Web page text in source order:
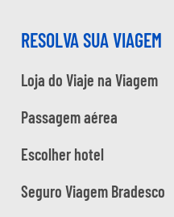
RESOLVA SUA VIAGEM
Loja do Viaje na Viagem
Passagem aérea
Escolher hotel
Seguro Viagem Bradesco